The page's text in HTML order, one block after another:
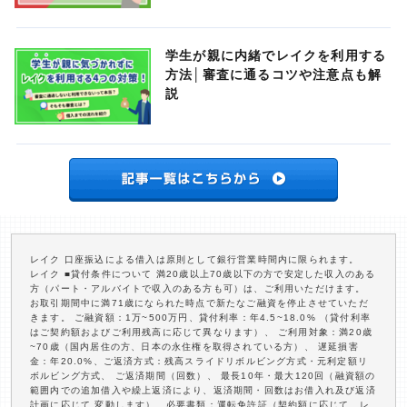
学生が親に内緒でレイクを利用する
方法│審査に通るコツや注意点も解
説
レイク 口座振込による借入は原則として銀行営業時間内に限られます。
レイク ■貸付条件について 満20歳以上70歳以下の方で安定した収入のある
方（パート・アルバイトで収入のある方も可）は、ご利用いただけます。
お取引期間中に満71歳になられた時点で新たなご融資を停止させていただ
きます。 ご融資額：1万~500万円、貸付利率：年4.5~18.0% （貸付利率
はご契約額およびご利用残高に応じて異なります）、 ご利用対象：満20歳
~70歳（国内居住の方、日本の永住権を取得されている方）、 遅延損害
金：年20.0%、ご返済方式：残高スライドリボルビング方式・元利定額リ
ボルビング方式、 ご返済期間（回数）、 最長10年・最大120回（融資額の
範囲内での追加借入や繰上返済により、返済期間・回数はお借入れ及び返済
計画に応じて 変動します）、必要書類：運転免許証（契約額に応じて、レ